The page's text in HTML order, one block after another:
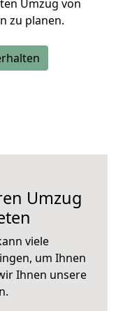
Umzug von
zu planen.
Umzug
viele
um Ihnen
Ihnen unsere